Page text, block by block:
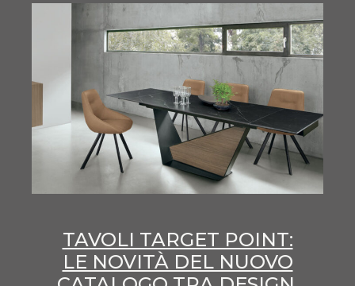
TAVOLI TARGET POINT:
LE NOVITÀ DEL NUOVO